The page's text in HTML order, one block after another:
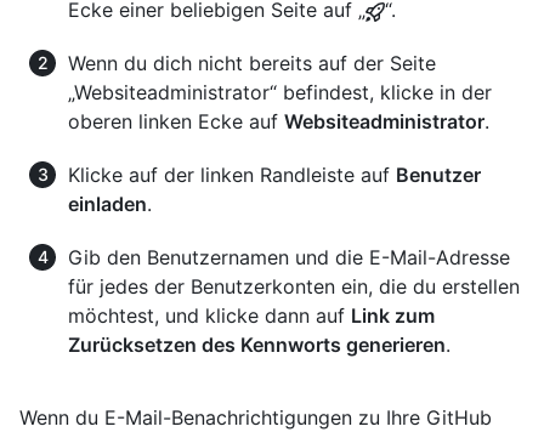
Ecke einer beliebigen Seite auf „
“.
Wenn du dich nicht bereits auf der Seite
„Websiteadministrator“ befindest, klicke in der
oberen linken Ecke auf Websiteadministrator.
Klicke auf der linken Randleiste auf Benutzer
einladen.
Gib den Benutzernamen und die E-Mail-Adresse
für jedes der Benutzerkonten ein, die du erstellen
möchtest, und klicke dann auf Link zum
Zurücksetzen des Kennworts generieren.
Wenn du E-Mail-Benachrichtigungen zu Ihre GitHub